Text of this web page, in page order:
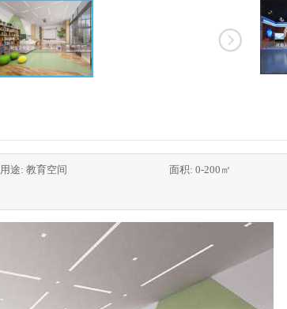
用途: 教育空间
面积: 0-200㎡